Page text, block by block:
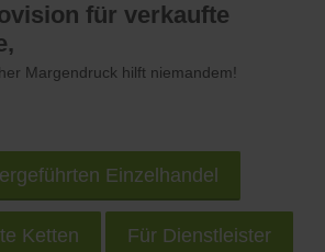
für verkaufte
Margendruck hilft niemandem!
Einzelhandel
Ketten Für Dienstleister